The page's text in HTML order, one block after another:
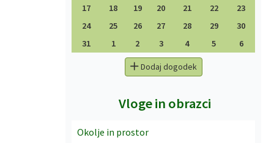
17
18 19 20 21 22
23
24
25 26 27 28 29
30
31
1 2 3 4 5 6
Dodaj dogodek
Vloge in obrazci
Okolje in prostor